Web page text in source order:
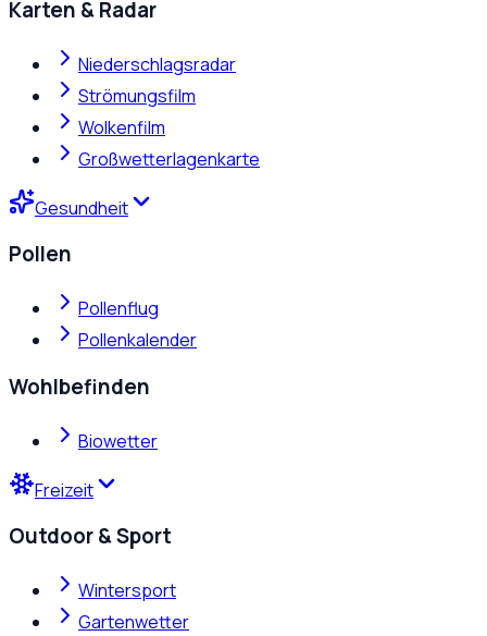
Karten & Radar
Niederschlagsradar
Strömungsfilm
Wolkenfilm
Großwetterlagenkarte
Gesundheit
Pollen
Pollenflug
Pollenkalender
Wohlbefinden
Biowetter
Freizeit
Outdoor & Sport
Wintersport
Gartenwetter